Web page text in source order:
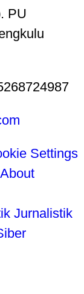
PU
Settings
About
Jurnalistik